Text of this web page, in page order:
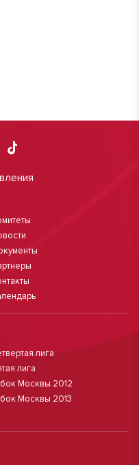
лига
лига
Москвы 2012
Москвы 2013